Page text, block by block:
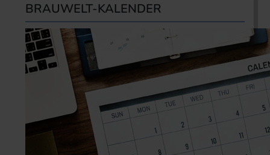
BRAUWELT-KALENDER